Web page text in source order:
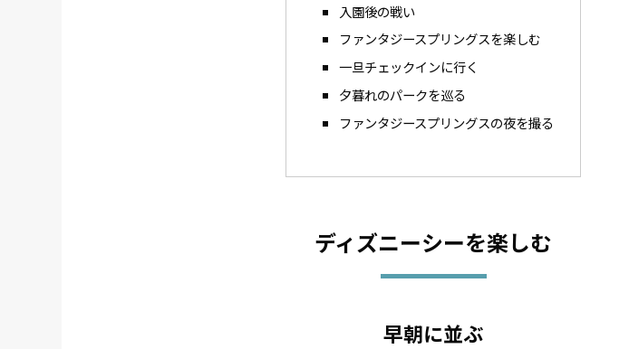
入園後の戦い
ファンタジースプリングスを楽しむ
一旦チェックインに行く
夕暮れのパークを巡る
ファンタジースプリングスの夜を撮る
ディズニーシーを楽しむ
早朝に並ぶ